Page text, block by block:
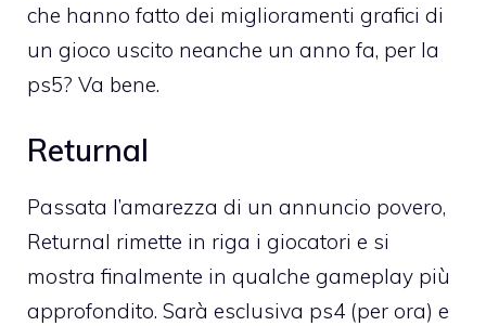
che hanno fatto dei miglioramenti grafici di
un gioco uscito neanche un anno fa, per la
ps5? Va bene.
Returnal
Passata l’amarezza di un annuncio povero,
Returnal rimette in riga i giocatori e si
mostra finalmente in qualche gameplay più
approfondito. Sarà esclusiva ps4 (per ora) e